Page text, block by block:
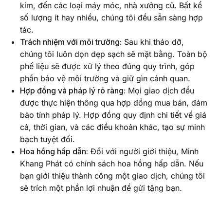
kim, đến các loại máy móc, nhà xưởng cũ. Bất kể
số lượng ít hay nhiều, chúng tôi đều sẵn sàng hợp
tác.
Trách nhiệm với môi trường: Sau khi tháo dỡ,
chúng tôi luôn dọn dẹp sạch sẽ mặt bằng. Toàn bộ
phế liệu sẽ được xử lý theo đúng quy trình, góp
phần bảo vệ môi trường và giữ gìn cảnh quan.
Hợp đồng và pháp lý rõ ràng: Mọi giao dịch đều
được thực hiện thông qua hợp đồng mua bán, đảm
bảo tính pháp lý. Hợp đồng quy định chi tiết về giá
cả, thời gian, và các điều khoản khác, tạo sự minh
bạch tuyệt đối.
Hoa hồng hấp dẫn: Đối với người giới thiệu, Minh
Khang Phát có chính sách hoa hồng hấp dẫn. Nếu
bạn giới thiệu thành công một giao dịch, chúng tôi
sẽ trích một phần lợi nhuận để gửi tặng bạn.